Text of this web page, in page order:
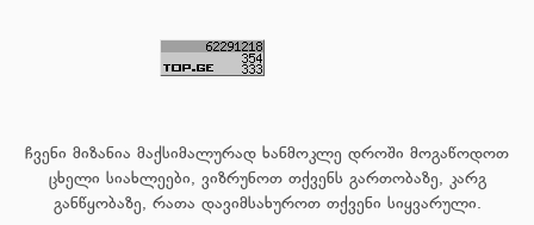
ჩვენი მიზანია მაქსიმალურად ხანმოკლე დროში მოგაწოდოთ
ცხელი სიახლეები, ვიზრუნოთ თქვენს გართობაზე, კარგ
განწყობაზე, რათა დავიმსახუროთ თქვენი სიყვარული.